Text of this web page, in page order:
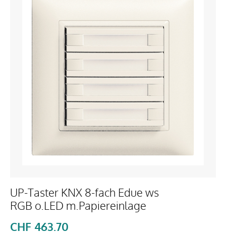
UP-Taster KNX 8-fach Edue ws
RGB o.LED m.Papiereinlage
CHF 463.70